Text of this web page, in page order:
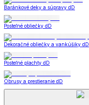
Baránkové deky a súpravy dD
Posteľné obliečky dD
Dekoračné obliečky a vankúšiky dD
Posteľné plachty dD
Obrusy a prestieranie dD